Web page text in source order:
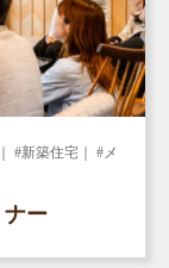
#新築住宅｜ #メ
ー